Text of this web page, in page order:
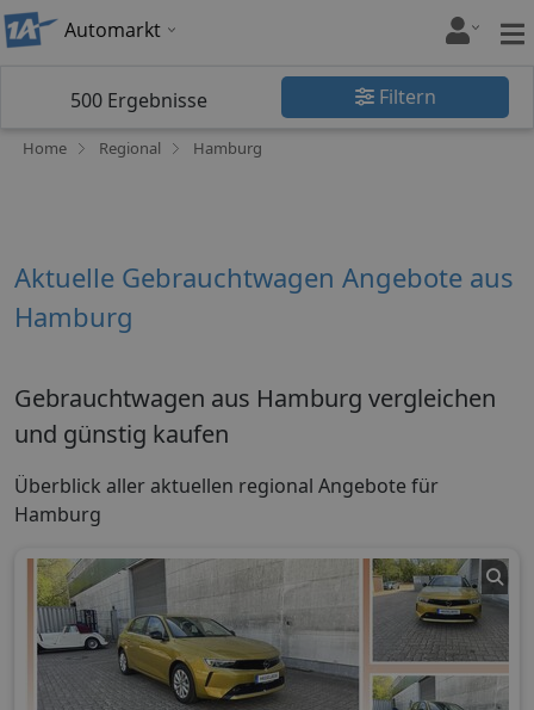
Automarkt
500 Ergebnisse Filtern
Home Regional Hamburg
Aktuelle Gebrauchtwagen Angebote aus
Hamburg
Gebrauchtwagen aus Hamburg vergleichen
und günstig kaufen
Überblick aller aktuellen regional Angebote für
Hamburg